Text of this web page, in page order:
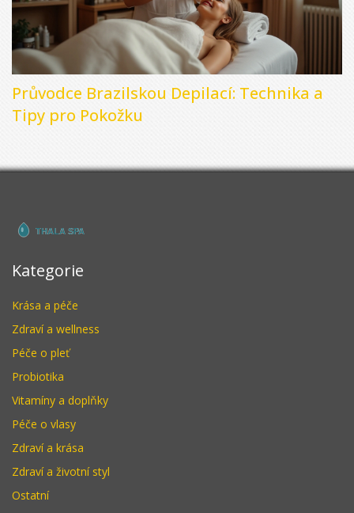
Průvodce Brazilskou Depilací: Technika a
Tipy pro Pokožku
Kategorie
Krása a péče
Zdraví a wellness
Péče o pleť
Probiotika
Vitamíny a doplňky
Péče o vlasy
Zdraví a krása
Zdraví a životní styl
Ostatní